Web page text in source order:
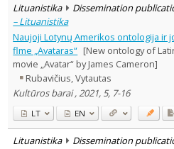
Lituanistika Dissemination
– Lituanistika
Naujoji Lotynų Amerikos ontologija ir
flme „Avataras“ [New ontology of
movie „Avatar“ by James Cameron]
Rubavičius, Vytautas
Kultūros barai , 2021, 5, 7-16
LT EN
Lituanistika Dissemination